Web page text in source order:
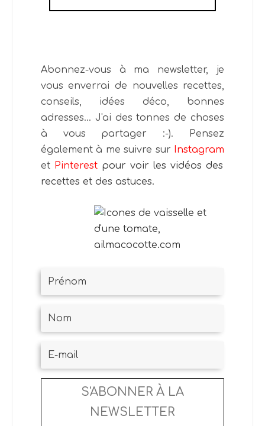
Abonnez-vous à ma newsletter, je
vous enverrai de nouvelles recettes,
conseils, idées déco, bonnes
adresses... J'ai des tonnes de choses
à vous partager :-). Pensez
également à me suivre sur Instagram
et Pinterestpour voir les vidéos des
recettes et des astuces.
S'ABONNER À LA
NEWSLETTER